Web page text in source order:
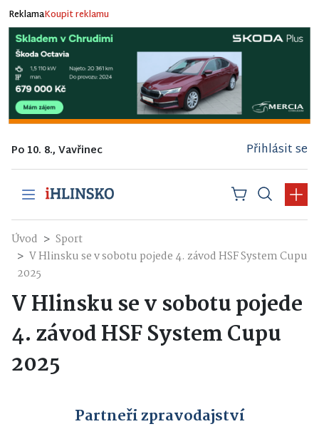
ReklamaKoupit reklamu
Po 10. 8., Vavřinec Přihlásit se
Úvod
Sport
V Hlinsku se v sobotu pojede 4. závod HSF System Cupu
2025
V Hlinsku se v sobotu pojede
4. závod HSF System Cupu
2025
Partneři zpravodajství